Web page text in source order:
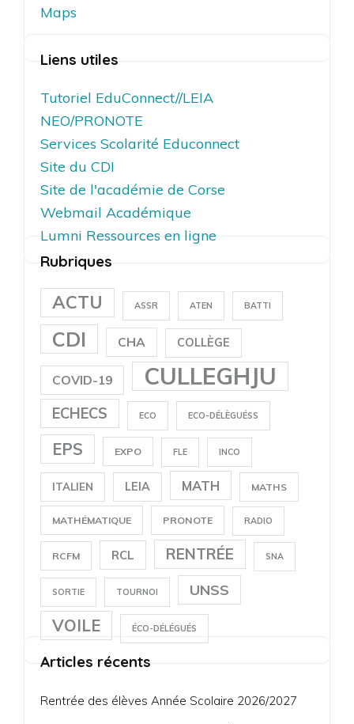
Maps
Liens utiles
Tutoriel EduConnect//LEIA
NEO/PRONOTE
Services Scolarité Educonnect
Site du CDI
Site de l'académie de Corse
Webmail Académique
Lumni Ressources en ligne
Rubriques
ACTU ASSR ATEN BATTI
CDI CHA COLLÈGE
COVID-19 CULLEGHJU
ECHECS ECO ECO-DÉLÈGUÉSS
EPS EXPO FLE INCO
ITALIEN LEIA MATH MATHS
MATHÉMATIQUE PRONOTE RADIO
RCFM RCL RENTRÉE SNA
SORTIE TOURNOI UNSS
VOILE ÉCO-DÉLÉGUÉS
Articles récents
Rentrée des élèves Année Scolaire 2026/2027